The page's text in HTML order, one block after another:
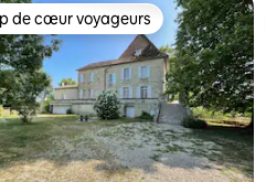
de cœur voyageurs les plus
de cœur voyageurs